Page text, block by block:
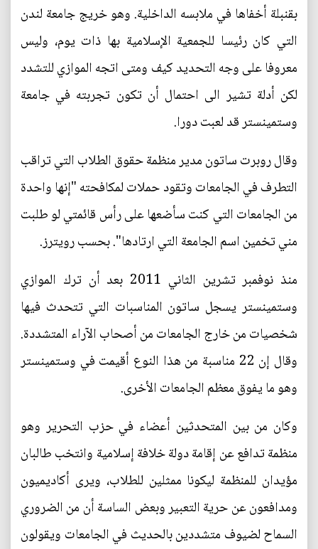
بقنبلة أخفاها في ملابسه الداخلية. وهو خريج جامعة لندن
التي كان رئيسا للجمعية الإسلامية بها ذات يوم، وليس
معروفا على وجه التحديد كيف ومتى اتجه الموازي للتشدد
لكن أدلة تشير الى احتمال أن تكون تجربته في جامعة
وستمينستر قد لعبت دورا.
وقال روبرت ساتون مدير منظمة حقوق الطلاب التي تراقب
التطرف في الجامعات وتقود حملات لمكافحته "إنها واحدة
من الجامعات التي كنت سأضعها على رأس قائمتي لو طلبت
مني تخمين اسم الجامعة التي ارتادها". بحسب رويترز.
منذ نوفمبر تشرين الثاني 2011 بعد أن ترك الموازي
وستمينستر يسجل ساتون المناسبات التي تتحدث فيها
شخصيات من خارج الجامعات من أصحاب الآراء المتشددة.
وقال إن 22 مناسبة من هذا النوع أقيمت في وستمينستر
وهو ما يفوق معظم الجامعات الأخرى.
وكان من بين المتحدثين أعضاء في حزب التحرير وهو
منظمة تدافع عن إقامة دولة خلافة إسلامية وانتخب طالبان
مؤيدان للمنظمة ليكونا ممثلين للطلاب، ويرى أكاديميون
ومدافعون عن حرية التعبير وبعض الساسة أن من الضروري
السماح لضيوف متشددين بالحديث في الجامعات ويقولون